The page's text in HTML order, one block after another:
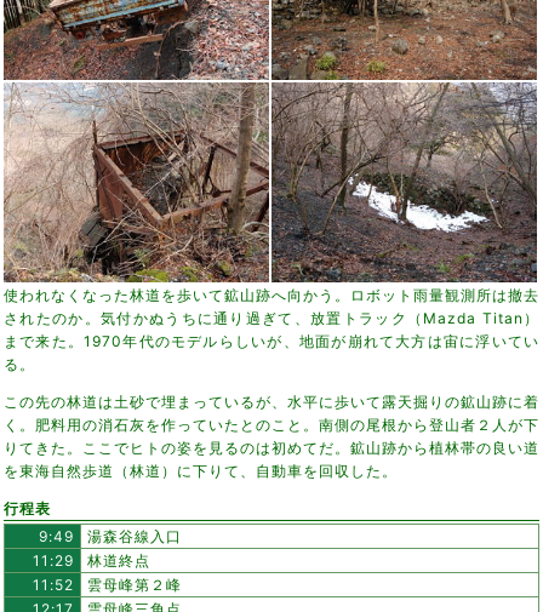
使われなくなった林道を歩いて鉱山跡へ向かう。ロボット雨量観測所は撤去
されたのか。気付かぬうちに通り過ぎて、放置トラック（Mazda Titan）
まで来た。1970年代のモデルらしいが、地面が崩れて大方は宙に浮いてい
る。
この先の林道は土砂で埋まっているが、水平に歩いて露天掘りの鉱山跡に着
く。肥料用の消石灰を作っていたとのこと。南側の尾根から登山者２人が下
りてきた。ここでヒトの姿を見るのは初めてだ。鉱山跡から植林帯の良い道
を東海自然歩道（林道）に下りて、自動車を回収した。
行程表
9:49
湯森谷線入口
11:29
林道終点
11:52
雲母峰第２峰